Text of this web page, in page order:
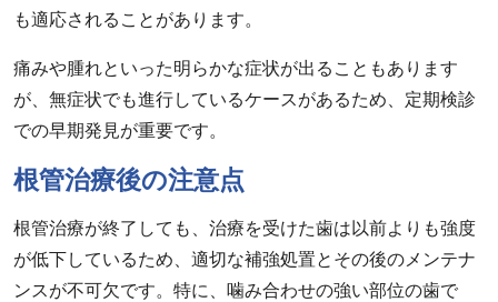
も適応されることがあります。
痛みや腫れといった明らかな症状が出ることもあります
が、無症状でも進行しているケースがあるため、定期検診
での早期発見が重要です。
根管治療後の注意点
根管治療が終了しても、治療を受けた歯は以前よりも強度
が低下しているため、適切な補強処置とその後のメンテナ
ンスが不可欠です。特に、噛み合わせの強い部位の歯で